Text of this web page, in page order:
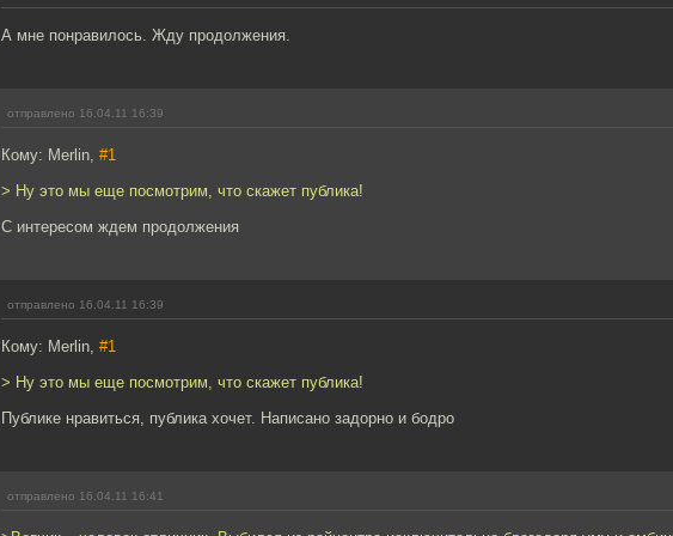
А мне понравилось. Жду продолжения.
отправлено 16.04.11 16:39
Кому: Merlin, #1
> Ну это мы еще посмотрим, что скажет публика!
С интересом ждем продолжения
отправлено 16.04.11 16:39
Кому: Merlin, #1
> Ну это мы еще посмотрим, что скажет публика!
Публике нравиться, публика хочет. Написано задорно и бодро
отправлено 16.04.11 16:41